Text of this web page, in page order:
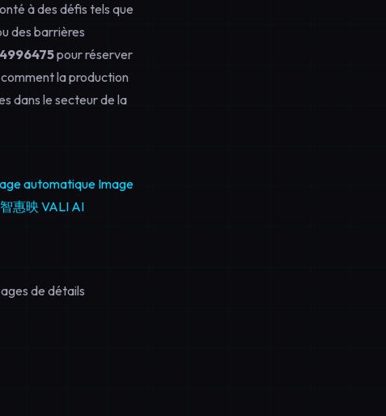
à des défis tels que
des barrières
pour réserver
la production
dans le secteur de la
automatique Image
惠映 VALI AI
de détails